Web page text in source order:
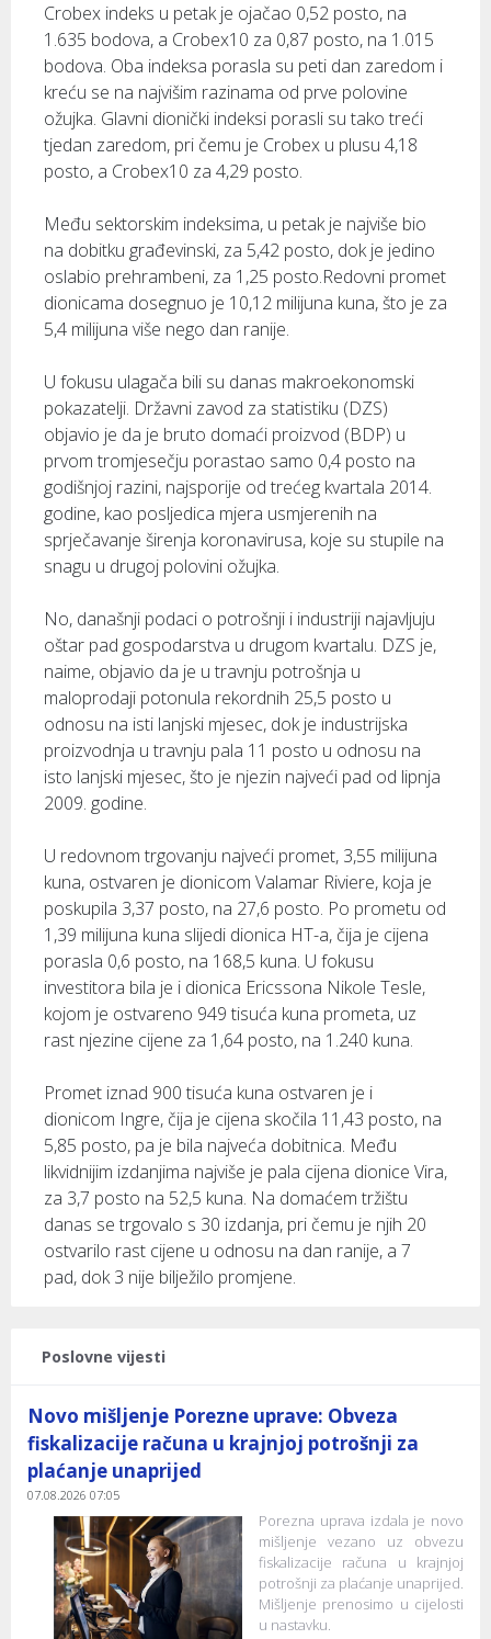
Crobex indeks u petak je ojačao 0,52 posto, na
1.635 bodova, a Crobex10 za 0,87 posto, na 1.015
bodova. Oba indeksa porasla su peti dan zaredom i
kreću se na najvišim razinama od prve polovine
ožujka. Glavni dionički indeksi porasli su tako treći
tjedan zaredom, pri čemu je Crobex u plusu 4,18
posto, a Crobex10 za 4,29 posto.
Među sektorskim indeksima, u petak je najviše bio
na dobitku građevinski, za 5,42 posto, dok je jedino
oslabio prehrambeni, za 1,25 posto.Redovni promet
dionicama dosegnuo je 10,12 milijuna kuna, što je za
5,4 milijuna više nego dan ranije.
U fokusu ulagača bili su danas makroekonomski
pokazatelji. Državni zavod za statistiku (DZS)
objavio je da je bruto domaći proizvod (BDP) u
prvom tromjesečju porastao samo 0,4 posto na
godišnjoj razini, najsporije od trećeg kvartala 2014.
godine, kao posljedica mjera usmjerenih na
sprječavanje širenja koronavirusa, koje su stupile na
snagu u drugoj polovini ožujka.
No, današnji podaci o potrošnji i industriji najavljuju
oštar pad gospodarstva u drugom kvartalu. DZS je,
naime, objavio da je u travnju potrošnja u
maloprodaji potonula rekordnih 25,5 posto u
odnosu na isti lanjski mjesec, dok je industrijska
proizvodnja u travnju pala 11 posto u odnosu na
isto lanjski mjesec, što je njezin najveći pad od lipnja
2009. godine.
U redovnom trgovanju najveći promet, 3,55 milijuna
kuna, ostvaren je dionicom Valamar Riviere, koja je
poskupila 3,37 posto, na 27,6 posto. Po prometu od
1,39 milijuna kuna slijedi dionica HT-a, čija je cijena
porasla 0,6 posto, na 168,5 kuna. U fokusu
investitora bila je i dionica Ericssona Nikole Tesle,
kojom je ostvareno 949 tisuća kuna prometa, uz
rast njezine cijene za 1,64 posto, na 1.240 kuna.
Promet iznad 900 tisuća kuna ostvaren je i
dionicom Ingre, čija je cijena skočila 11,43 posto, na
5,85 posto, pa je bila najveća dobitnica. Među
likvidnijim izdanjima najviše je pala cijena dionice Vira,
za 3,7 posto na 52,5 kuna. Na domaćem tržištu
danas se trgovalo s 30 izdanja, pri čemu je njih 20
ostvarilo rast cijene u odnosu na dan ranije, a 7
pad, dok 3 nije bilježilo promjene.
Poslovne vijesti
Novo mišljenje Porezne uprave: Obveza
fiskalizacije računa u krajnjoj potrošnji za
plaćanje unaprijed
07.08.2026 07:05
Porezna uprava izdala je novo
mišljenje vezano uz obvezu
fiskalizacije računa u krajnjoj
potrošnji za plaćanje unaprijed.
Mišljenje prenosimo u cijelosti
u nastavku.